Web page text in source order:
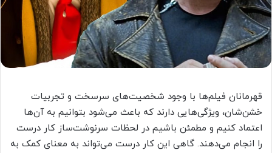
قهرمانان فیلم‌ها با وجود شخصیت‌های سرسخت و تجربیات
خشن‌شان، ویژگی‌هایی دارند که باعث می‌شود بتوانیم به آن‌ها
اعتماد کنیم و مطمئن باشیم در لحظات سرنوشت‌ساز کار درست
را انجام می‌دهند. گاهی این کار درست می‌تواند به معنای کمک به